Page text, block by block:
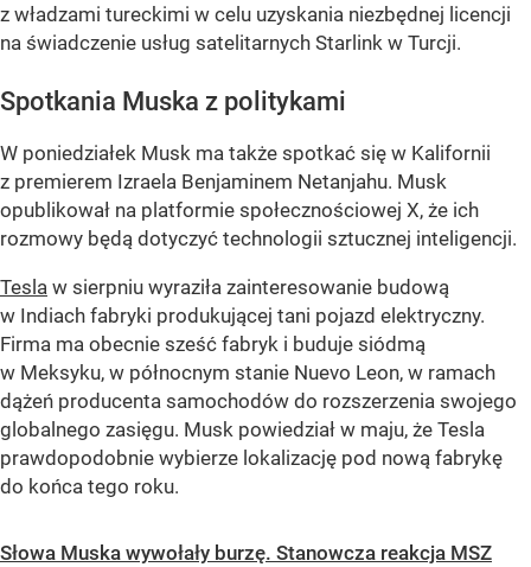
z władzami tureckimi w celu uzyskania niezbędnej licencji
na świadczenie usług satelitarnych Starlink w Turcji.
Spotkania Muska z politykami
W poniedziałek Musk ma także spotkać się w Kalifornii
z premierem Izraela Benjaminem Netanjahu. Musk
opublikował na platformie społecznościowej X, że ich
rozmowy będą dotyczyć technologii sztucznej inteligencji.
Tesla w sierpniu wyraziła zainteresowanie budową
w Indiach fabryki produkującej tani pojazd elektryczny.
Firma ma obecnie sześć fabryk i buduje siódmą
w Meksyku, w północnym stanie Nuevo Leon, w ramach
dążeń producenta samochodów do rozszerzenia swojego
globalnego zasięgu. Musk powiedział w maju, że Tesla
prawdopodobnie wybierze lokalizację pod nową fabrykę
do końca tego roku.
Słowa Muska wywołały burzę. Stanowcza reakcja MSZ